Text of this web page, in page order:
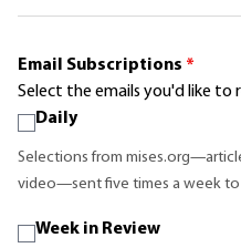
Email Subscriptions *
Select the emails you'd like to
Daily
Selections from
video—sent five times a week
Week in Review